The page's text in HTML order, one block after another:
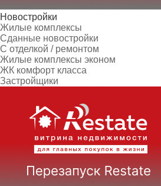
Новостройки
Жилые комплексы
Сданные новостройки
С отделкой / ремонтом
Жилые комплексы эконом
ЖК комфорт класса
Застройщики